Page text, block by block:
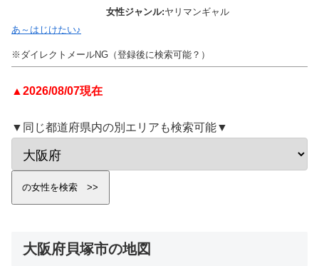
女性ジャンル:ヤリマンギャル
あ～はじけたい♪
※ダイレクトメールNG（登録後に検索可能？）
▲2026/08/07現在
▼同じ都道府県内の別エリアも検索可能▼
大阪府貝塚市の地図